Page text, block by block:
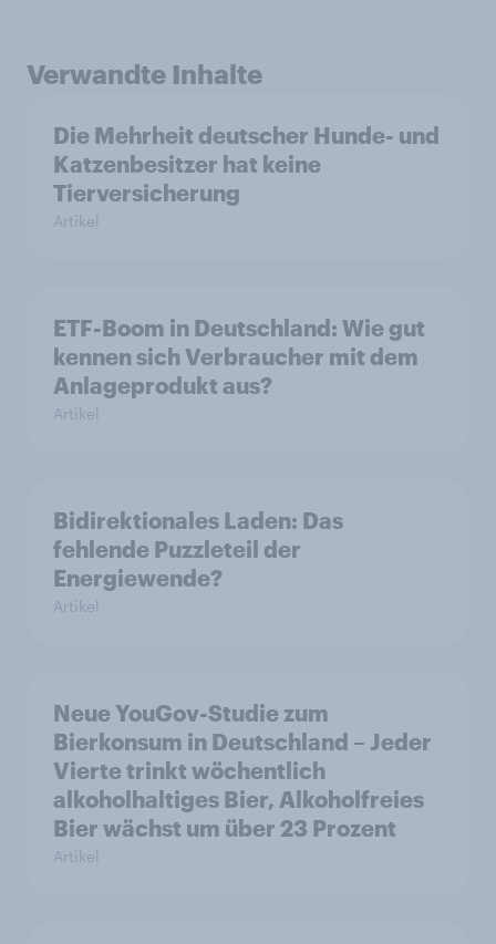
Verwandte Inhalte
Die Mehrheit deutscher Hunde- und
Katzenbesitzer hat keine
Tierversicherung
Artikel
ETF-Boom in Deutschland: Wie gut
kennen sich Verbraucher mit dem
Anlageprodukt aus?
Artikel
Bidirektionales Laden: Das
fehlende Puzzleteil der
Energiewende?
Artikel
Neue YouGov-Studie zum
Bierkonsum in Deutschland – Jeder
Vierte trinkt wöchentlich
alkoholhaltiges Bier, Alkoholfreies
Bier wächst um über 23 Prozent
Artikel